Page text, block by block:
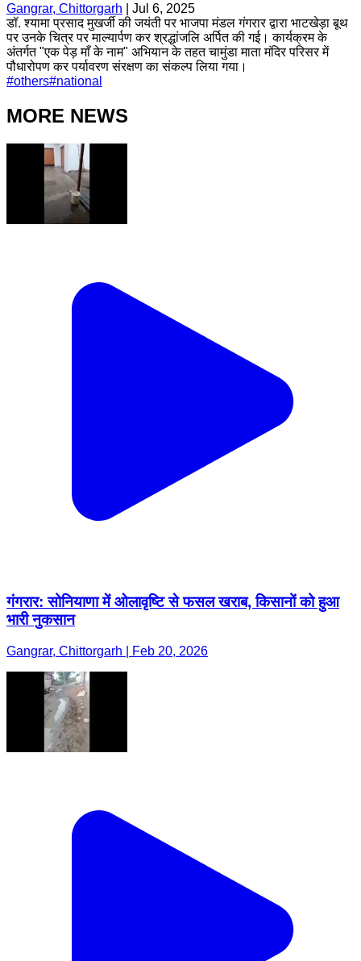
Gangrar, Chittorgarh
Jul 6, 2025
डॉ. श्यामा प्रसाद मुखर्जी की जयंती पर भाजपा मंडल गंगरार द्वारा भाटखेड़ा बूथ
पर उनके चित्र पर माल्यार्पण कर श्रद्धांजलि अर्पित की गई। कार्यक्रम के
अंतर्गत "एक पेड़ माँ के नाम" अभियान के तहत चामुंडा माता मंदिर परिसर में
पौधारोपण कर पर्यावरण संरक्षण का संकल्प लिया गया।
#others#national
MORE NEWS
गंगरार: सोनियाणा में ओलावृष्टि से फसल खराब, किसानों को हुआ
भारी नुकसान
Gangrar, Chittorgarh | Feb 20, 2026